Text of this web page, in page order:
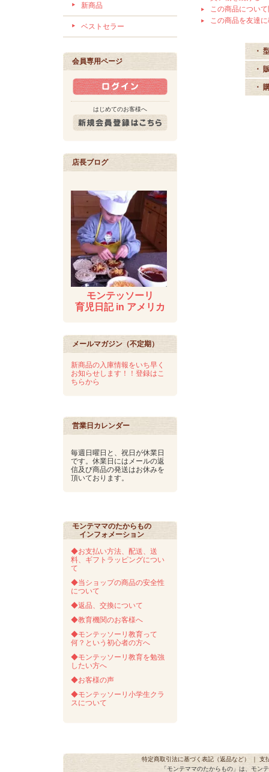
新商品
ベストセラー
会員専用ページ
はじめてのお客様へ
店長ブログ
モンテッソーリ
育児日記 in アメリカ
メールマガジン（不定期）
新商品の入庫情報をいち早く
お知らせします！！登録はこ
ちらから
営業日カレンダー
毎週日曜日と、祝日が休業日
です。休業日にはメールの返
信及び商品の発送はお休みを
頂いております。
モンテママのたからもの
インフォメーション
◆お支払い方法、配送、送
料、ギフトラッピングについ
て
◆当ショップの商品の安全性
について
◆返品、交換について
◆教育機関のお客様へ
◆モンテッソーリ教育って
何？という初心者の方へ
◆モンテッソーリ教育を勉強
したい方へ
◆お客様の声
◆モンテッソーリ小学生クラ
スについて
この商品につい
この商品を友達
・
・
・
特定商取引法に基づく表記（返品など） ｜ 支
「モンテママのたからもの」は、モン